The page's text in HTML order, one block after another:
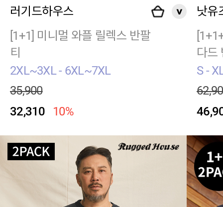
러기드하우스
[1+1] 미니멀 와플 릴렉스 반팔
티
2XL~3XL - 6XL~7XL
35,900
32,310
10%
낫유
다드
S -